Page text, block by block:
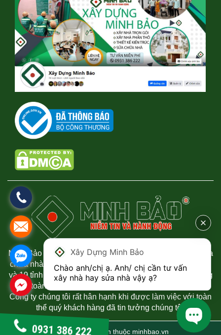
Minh Bảo chuyên thi công xây dựng nhà phố, biệt thự, sửa
chữa nhà uy tín và chất lượng tại Thành phố Hồ Chí Minh
và 19 tỉnh phía Nam. Chúng tôi luôn mang đến sự hài lòng
đến toàn thể quý khách hàng đã tin tưởng đến công ty.
Công ty chúng tôi rất hân hạnh khi được làm việc với toàn
thể quý khách hàng đã tin tưởng chúng tôi.
© 2021 Bản quyền thuộc minhbao.vn
0931 386 222
Xây Dựng Minh Bảo
Chào anh/chị ạ. Anh/ chị cần tư vấn
xây nhà hay sửa nhà vậy ạ?